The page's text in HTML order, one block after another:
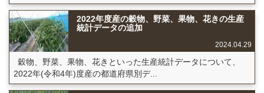
2022年度産の穀物、野菜、果物、花きの生産
統計データの追加
2024.04.29
穀物、野菜、果物、花きといった生産統計データについて、
2022年(令和4年)度産の都道府県別デ...